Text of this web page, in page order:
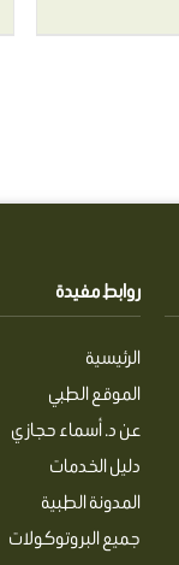
روابط مفيدة
الرئيسية
الموقع الطبي
عن د. أسماء حجازي
دليل الخدمات
المدونة الطبية
جميع البروتوكولات